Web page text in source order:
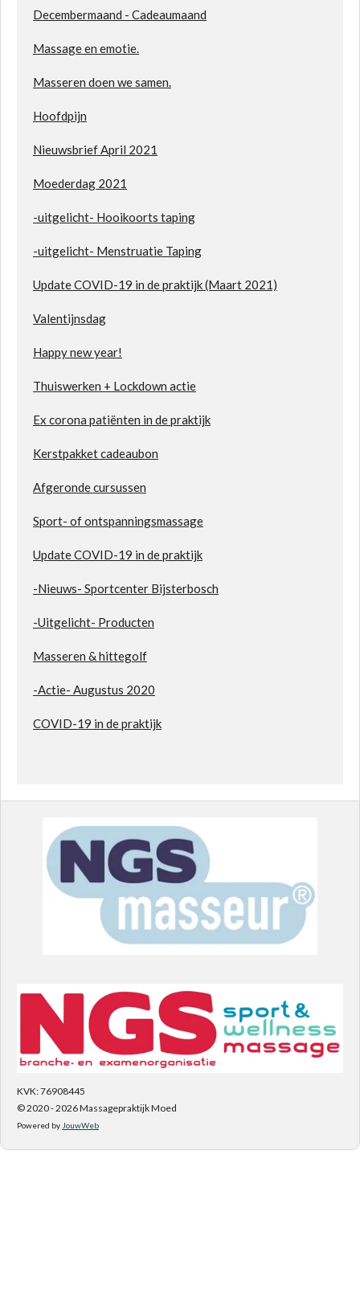
Decembermaand - Cadeaumaand
Massage en emotie.
Masseren doen we samen.
Hoofdpijn
Nieuwsbrief April 2021
Moederdag 2021
-uitgelicht- Hooikoorts taping
-uitgelicht- Menstruatie Taping
Update COVID-19 in de praktijk (Maart 2021)
Valentijnsdag
Happy new year!
Thuiswerken + Lockdown actie
Ex corona patiënten in de praktijk
Kerstpakket cadeaubon
Afgeronde cursussen
Sport- of ontspanningsmassage
Update COVID-19 in de praktijk
-Nieuws- Sportcenter Bijsterbosch
-Uitgelicht- Producten
Masseren & hittegolf
-Actie- Augustus 2020
COVID-19 in de praktijk
KVK: 76908445
© 2020 - 2026 Massagepraktijk Moed
Powered by JouwWeb